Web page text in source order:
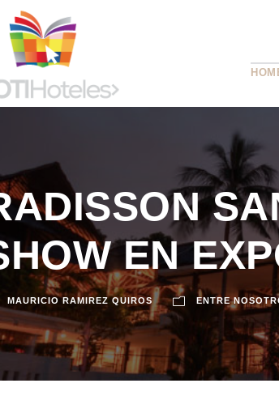
EN
MAURICIO RAMIREZ QUIROS ENTRE